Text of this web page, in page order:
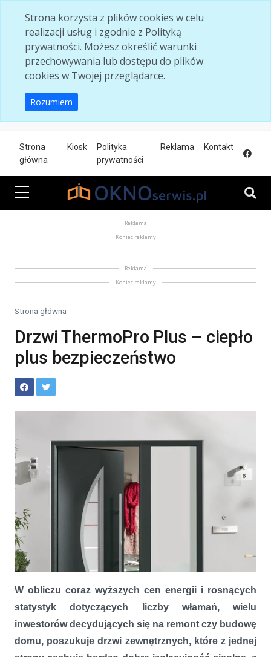
Strona korzysta z plików cookies w celu
realizacji usług i zgodnie z Polityką
prywatności. Możesz określić warunki
przechowywania lub dostępu do plików
cookies w Twojej przeglądarce.
Rozumiem
Strona
główna
Kiosk
Polityka
prywatności
Reklama Kontakt
Reklama
Koniec reklamy
Reklama
Koniec reklamy
Strona główna
Drzwi ThermoPro Plus – ciepło
plus bezpieczeństwo
W obliczu coraz wyższych cen energii i rosnących
statystyk dotyczących liczby włamań, wielu
inwestorów decydujących się na remont czy budowę
domu, poszukuje drzwi zewnętrznych, które z jednej